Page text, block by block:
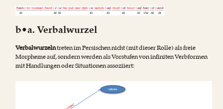
b•a. Verbalwurzel
Verbalwurzelntreten im Persischen nicht (mit dieser Rolle) als freie
Morpheme auf, sondern werden als Vorstufen von infiniten Verbformen
mit Handlungen oder Situationen assoziiert: